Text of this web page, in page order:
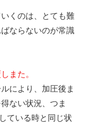
くのは、とても難
ならないのが常識
また。
により、加圧後ま
ない状況、つま
ている時と同じ状